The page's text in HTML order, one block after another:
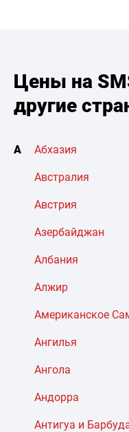
Цены на
другие
А Абхазия
Австралия
Австрия
Азербайджан
Албания
Алжир
Американское
Ангилья
Ангола
Андорра
Антигуа и